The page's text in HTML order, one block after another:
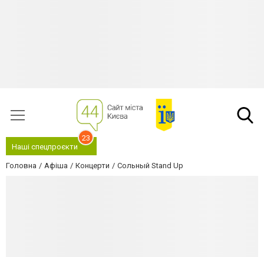
Наші спецпроєкти
23
Головна Афіша Концерти Сольный Stand Up